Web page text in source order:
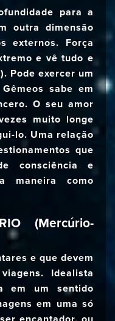
para a
outra dimensão
externos. Força
e vê tudo e
Pode exercer um
sabe em
O seu amor
muito longe
lo. Uma relação
que
consciência e
maneira como
(Mercúrio-
e que devem
Idealista
em um sentido
em uma só